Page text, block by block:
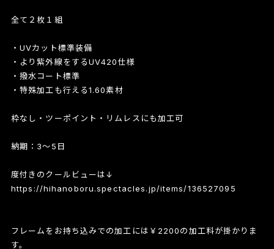
全て２枚１組
・UVカット標準装備
・より紫外線をするUV420仕様
・撥水コート標準
・特殊加工も行える1.60素材
枠なし・ツーポイント・リムレスにも加工可
納期：3～5日
度付きのクールビューは↓
https://hihanoboru.spectacles.jp/items/136527095
フレームをお持ち込みでの加工には￥2200の加工料が掛かりま
す。